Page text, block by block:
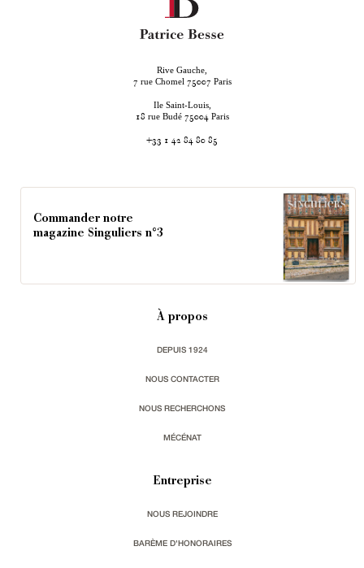
Rive Gauche,
7 rue Chomel 75007 Paris
Ile Saint-Louis,
18 rue Budé 75004 Paris
+33 1 42 84 80 85
Commander notre
magazine Singuliers n°3
À propos
DEPUIS 1924
NOUS CONTACTER
NOUS RECHERCHONS
MÉCÉNAT
Entreprise
NOUS REJOINDRE
BARÈME D'HONORAIRES